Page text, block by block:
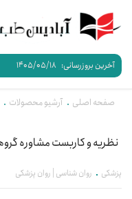
آخرین بروزرسانی: 1405/05/18
صفحه اصلی آرشیو محصولات
نظریه و کاربست مشاوره
پزشکی روان شناسی | روان پزشکی